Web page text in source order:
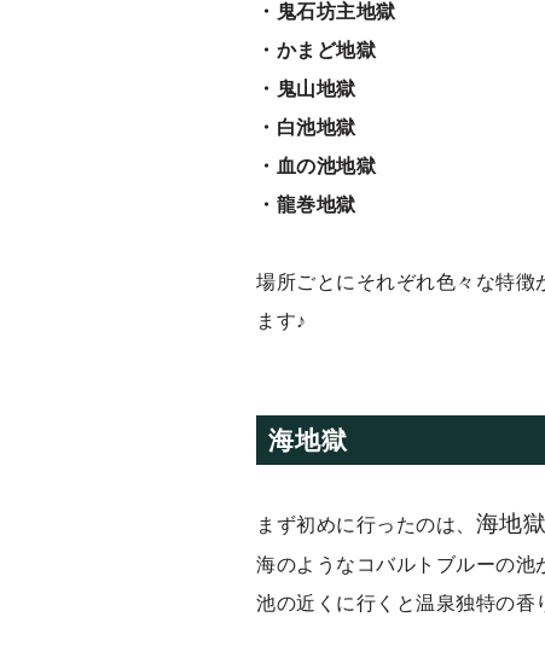
・鬼石坊主地獄
・かまど地獄
・鬼山地獄
・白池地獄
・血の池地獄
・龍巻地獄
場所ごとにそれぞれ色々な特徴
ます♪
海地獄
まず初めに行ったのは、 海地獄
海のようなコバルトブルーの池
池の近くに行くと温泉独特の香